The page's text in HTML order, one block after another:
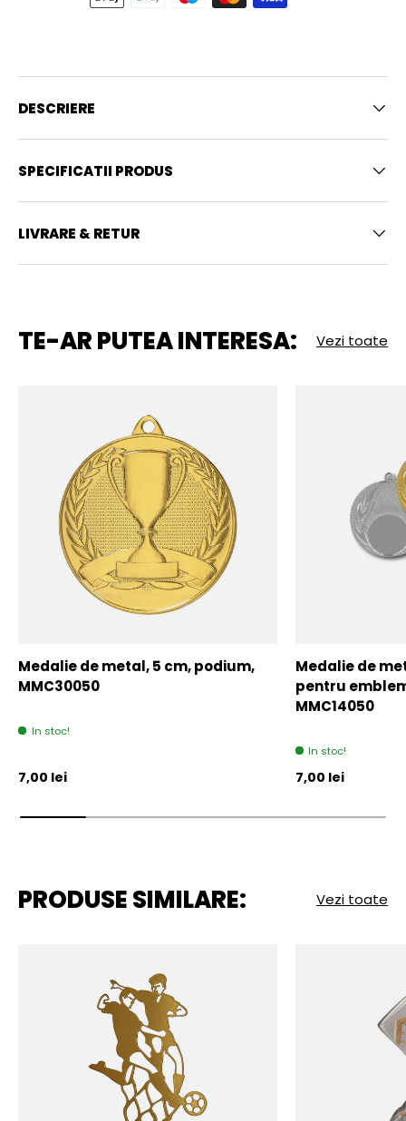
DESCRIERE
SPECIFICATII PRODUS
LIVRARE & RETUR
TE-AR PUTEA INTERESA: Vezi toate
Medalie de metal, 5 cm, podium,
MMC30050
In stoc!
Pret initial
7,00 lei
Medalie de
pentru
MMC14050
In stoc!
Pret initial
7,00 lei
PRODUSE SIMILARE: Vezi toate